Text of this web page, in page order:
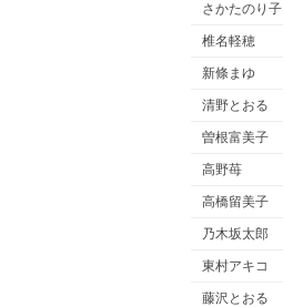
さかたのり子
椎名軽穂
新條まゆ
清野とおる
曽根富美子
高野苺
高橋留美子
乃木坂太郎
東村アキコ
藤沢とおる